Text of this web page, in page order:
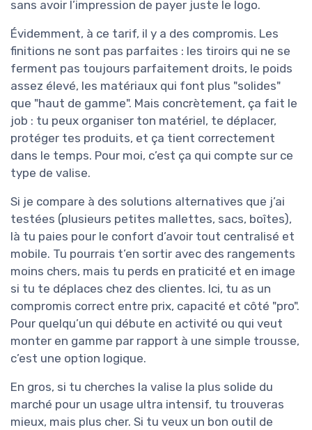
sans avoir l’impression de payer juste le logo.
Évidemment, à ce tarif, il y a des compromis. Les
finitions ne sont pas parfaites : les tiroirs qui ne se
ferment pas toujours parfaitement droits, le poids
assez élevé, les matériaux qui font plus "solides"
que "haut de gamme". Mais concrètement, ça fait le
job : tu peux organiser ton matériel, te déplacer,
protéger tes produits, et ça tient correctement
dans le temps. Pour moi, c’est ça qui compte sur ce
type de valise.
Si je compare à des solutions alternatives que j’ai
testées (plusieurs petites mallettes, sacs, boîtes),
là tu paies pour le confort d’avoir tout centralisé et
mobile. Tu pourrais t’en sortir avec des rangements
moins chers, mais tu perds en praticité et en image
si tu te déplaces chez des clientes. Ici, tu as un
compromis correct entre prix, capacité et côté "pro".
Pour quelqu’un qui débute en activité ou qui veut
monter en gamme par rapport à une simple trousse,
c’est une option logique.
En gros, si tu cherches la valise la plus solide du
marché pour un usage ultra intensif, tu trouveras
mieux, mais plus cher. Si tu veux un bon outil de